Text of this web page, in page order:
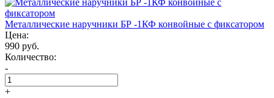
Металлические наручники БР -1КФ конвойные с фиксатором
Цена:
990 руб.
Количество:
-
+